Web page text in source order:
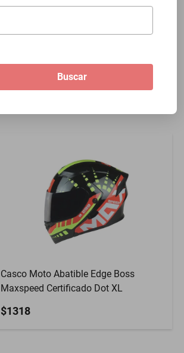
Buscar
Blue EDGE Certificado L
$899
Casco Moto Abatible Edge Boss
Maxspeed Certificado Dot XL
$1318